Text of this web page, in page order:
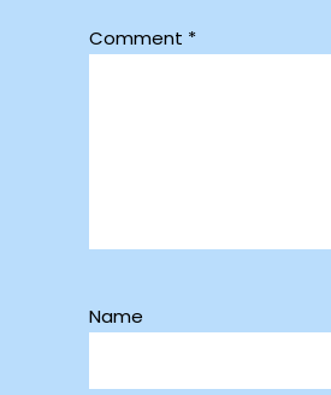
Comment *
Name